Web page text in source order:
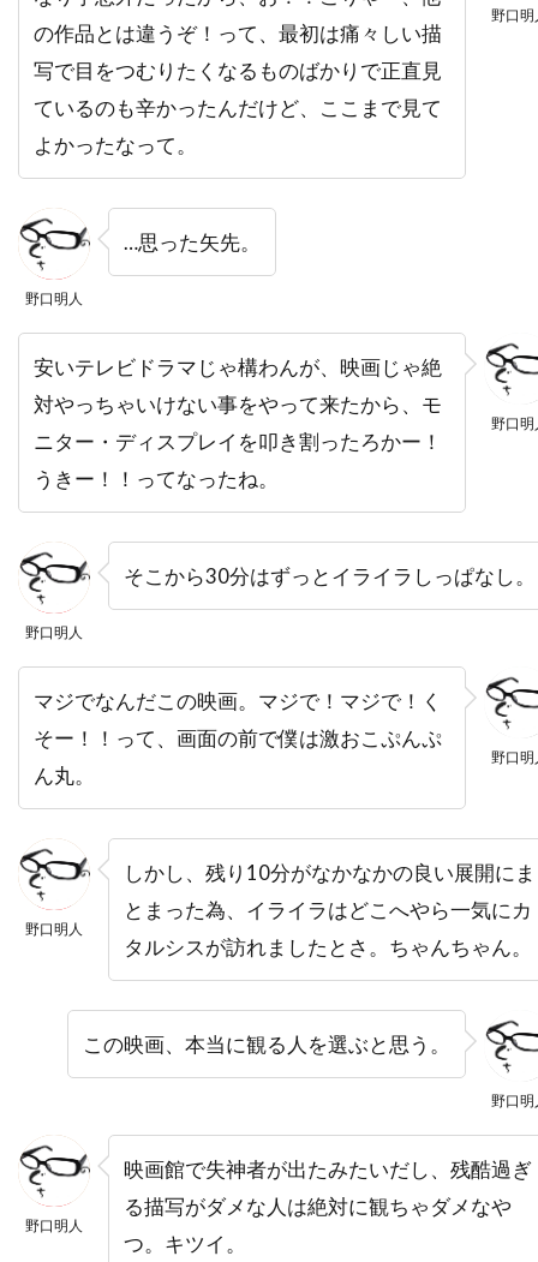
ハーヴィ・ローゼンストック
ハーヴェイ・カイテル
ハーヴェイ・ワインスタイン
バズマーク・プロダクションズ
バック・ヘンリー
バヤ・ベラル
バリー・M・オズボーン
バリー・ケンプ
バリー・ゴールドバーグ
バリー・タブ
バリー・ネルソン
バリー・ペッパー
バリー・メンデル
バルトーク・ベーラ
バート・ランカスター
バート・レムゼン
バーナード・ハーマン
バーナード・ベリュー
バーバラ・ギャリック
バーバラ・デフィーナ
バーバラ・ハーシー
バーバラ・ヘイル
パコ・フェメニア
パコ・プラサ
パシフィックウェスタン
パシフィック・データ・イメージズ
パシフィック・データー・イメージズ
パテ
パトリシア・ヒッチコック
パトリシア・ヒーリー
パトリシア・ベルチャー
パトリック・アンデション
野口明
の作品とは違うぞ！って、最初は痛々しい描
写で目をつむりたくなるものばかりで正直見
ているのも辛かったんだけど、ここまで見て
よかったなって。
野口明人
…思った矢先。
野口明
安いテレビドラマじゃ構わんが、映画じゃ絶
対やっちゃいけない事をやって来たから、モ
ニター・ディスプレイを叩き割ったろかー！
うきー！！ってなったね。
野口明人
そこから30分はずっとイライラしっぱなし。
野口明
マジでなんだこの映画。マジで！マジで！く
そー！！って、画面の前で僕は激おこぷんぷ
ん丸。
野口明人
しかし、残り10分がなかなかの良い展開にま
とまった為、イライラはどこへやら一気にカ
タルシスが訪れましたとさ。ちゃんちゃん。
野口明
この映画、本当に観る人を選ぶと思う。
野口明人
映画館で失神者が出たみたいだし、残酷過ぎ
る描写がダメな人は絶対に観ちゃダメなや
つ。キツイ。